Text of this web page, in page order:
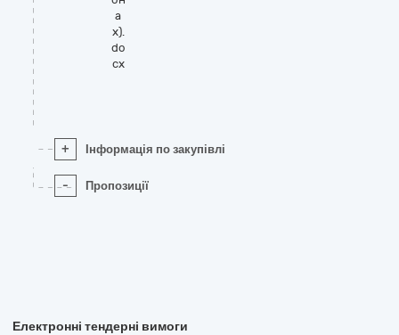
а
х).
do
cx
+ Інформація по закупівлі
- Пропозиції
Електронні тендерні вимоги